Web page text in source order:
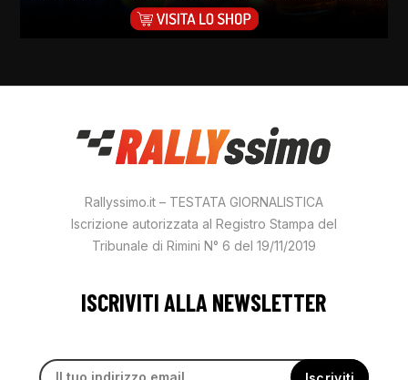
Rallyssimo.it – TESTATA GIORNALISTICA
Iscrizione autorizzata al Registro Stampa del
Tribunale di Rimini N° 6 del 19/11/2019
ISCRIVITI ALLA NEWSLETTER